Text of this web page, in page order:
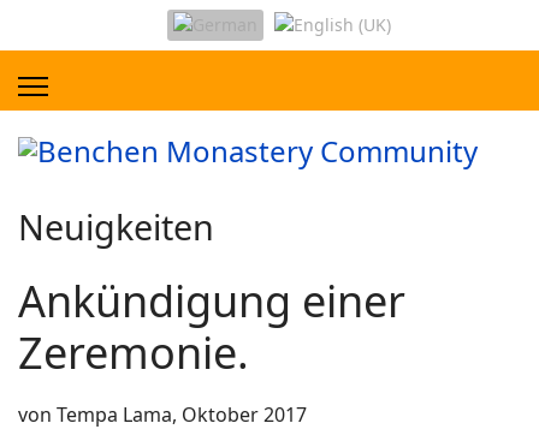
Neuigkeiten
Ankündigung einer
Zeremonie.
von Tempa Lama, Oktober 2017